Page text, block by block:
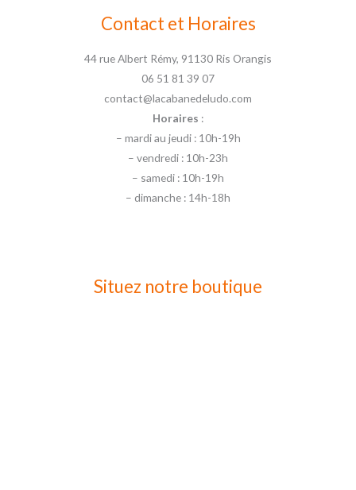
Contact et Horaires
44 rue Albert Rémy, 91130 Ris Orangis
06 51 81 39 07
contact@lacabanedeludo.com
Horaires :
– mardi au jeudi : 10h-19h
– vendredi : 10h-23h
– samedi : 10h-19h
– dimanche : 14h-18h
Situez notre boutique